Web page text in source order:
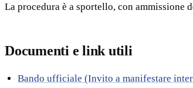
La procedura è a sportello, con
Documenti e link utili
Bando ufficiale (Invito a manifestare